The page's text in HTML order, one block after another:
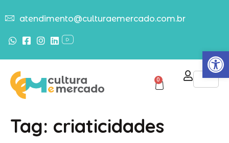
Abrir
atendimento@culturaemercado.com.br
0
Tag: criaticidades